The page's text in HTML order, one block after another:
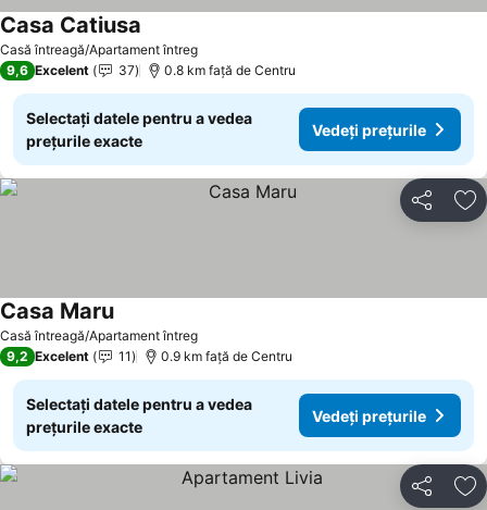
Casă întreagă/Apartament întreg
Casa Catiusa
9,6 Excelent 37 0.8 km faţă de Centru
Selectați datele pentru a vedea
prețurile exacte
Vedeți prețurile
Distribuiți
Casă întreagă/Apartament întreg
Casa Maru
9,2 Excelent 11 0.9 km faţă de Centru
Selectați datele pentru a vedea
prețurile exacte
Vedeți prețurile
Distribuiți